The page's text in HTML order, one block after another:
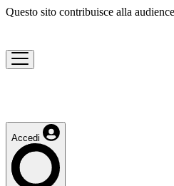
Questo sito contribuisce alla
Accedi